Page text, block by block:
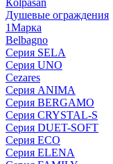
Кolpasan
Душевые ограждения
1Марка
Belbagno
Серия SELA
Серия UNO
Cezares
Серия ANIMA
Серия BERGAMO
Серия CRYSTAL-S
Серия DUET-SOFT
Серия ECO
Серия ELENA